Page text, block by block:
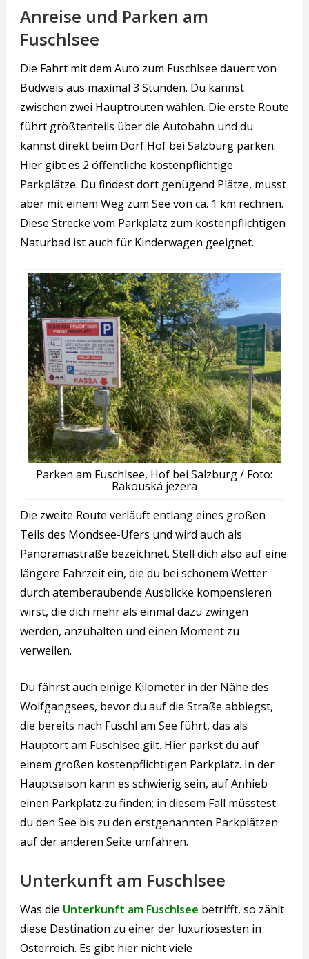
Anreise und Parken am
Fuschlsee
Die Fahrt mit dem Auto zum Fuschlsee dauert von
Budweis aus maximal 3 Stunden. Du kannst
zwischen zwei Hauptrouten wählen. Die erste Route
führt größtenteils über die Autobahn und du
kannst direkt beim Dorf Hof bei Salzburg parken.
Hier gibt es 2 öffentliche kostenpflichtige
Parkplätze. Du findest dort genügend Plätze, musst
aber mit einem Weg zum See von ca. 1 km rechnen.
Diese Strecke vom Parkplatz zum kostenpflichtigen
Naturbad ist auch für Kinderwagen geeignet.
Parken am Fuschlsee, Hof bei Salzburg / Foto:
Rakouská jezera
Die zweite Route verläuft entlang eines großen
Teils des Mondsee-Ufers und wird auch als
Panoramastraße bezeichnet. Stell dich also auf eine
längere Fahrzeit ein, die du bei schönem Wetter
durch atemberaubende Ausblicke kompensieren
wirst, die dich mehr als einmal dazu zwingen
werden, anzuhalten und einen Moment zu
verweilen.
Du fährst auch einige Kilometer in der Nähe des
Wolfgangsees, bevor du auf die Straße abbiegst,
die bereits nach Fuschl am See führt, das als
Hauptort am Fuschlsee gilt. Hier parkst du auf
einem großen kostenpflichtigen Parkplatz. In der
Hauptsaison kann es schwierig sein, auf Anhieb
einen Parkplatz zu finden; in diesem Fall müsstest
du den See bis zu den erstgenannten Parkplätzen
auf der anderen Seite umfahren.
Unterkunft am Fuschlsee
Was die Unterkunft am Fuschlsee betrifft, so zählt
diese Destination zu einer der luxuriösesten in
Österreich. Es gibt hier nicht viele